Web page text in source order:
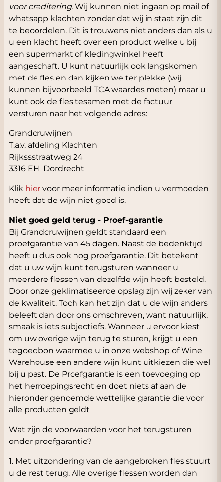
voor creditering. Wij kunnen niet ingaan op mail of
whatsapp klachten zonder dat wij in staat zijn dit
te beoordelen. Dit is trouwens niet anders dan als u
u een klacht heeft over een product welke u bij
een supermarkt of kledingwinkel heeft
aangeschaft. U kunt natuurlijk ook langskomen
met de fles en dan kijken we ter plekke (wij
kunnen bijvoorbeeld TCA waardes meten) maar u
kunt ook de fles tesamen met de factuur
versturen naar het volgende adres:
Grandcruwijnen
T.a.v. afdeling Klachten
Rijkssstraatweg 24
3316 EH Dordrecht
Klik hier voor meer informatie indien u vermoeden
heeft dat de wijn niet goed is.
Niet goed geld terug - Proef-garantie
Bij Grandcruwijnen geldt standaard een
proefgarantie van 45 dagen. Naast de bedenktijd
heeft u dus ook nog proefgarantie. Dit betekent
dat u uw wijn kunt terugsturen wanneer u
meerdere flessen van dezelfde wijn heeft besteld.
Door onze geklimatiseerde opslag zijn wij zeker van
de kwaliteit. Toch kan het zijn dat u de wijn anders
beleeft dan door ons omschreven, want natuurlijk,
smaak is iets subjectiefs. Wanneer u ervoor kiest
om uw overige wijn terug te sturen, krijgt u een
tegoedbon waarmee u in onze webshop of Wine
Warehouse een andere wijn kunt uitkiezen die wel
bij u past. De Proefgarantie is een toevoeging op
het herroepingsrecht en doet niets af aan de
hieronder genoemde wettelijke garantie die voor
alle producten geldt
Wat zijn de voorwaarden voor het terugsturen
onder proefgarantie?
1. Met uitzondering van de aangebroken fles stuurt
u de rest terug. Alle overige flessen worden dan